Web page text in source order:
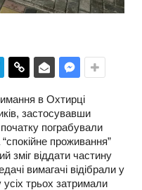
в Охтирці
застосувавши
пограбували
проживання”
зміг віддати частину
вимагачі відібрали у
трьох затримали